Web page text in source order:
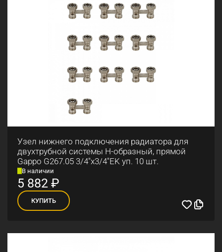
Узел нижнего подключения радиатора для
двухтрубной системы Н-образный, прямой
Gappo G267.05 3/4"х3/4"EK уп. 10 шт.
В наличии
5 882₽
КУПИТЬ